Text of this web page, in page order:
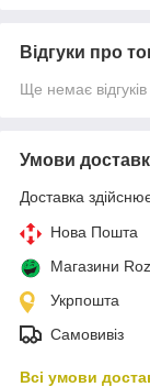
Відгуки про
Ще немає
Умови
Доставка
Нова Пошта
Магазини
Укрпошта
Самовивіз
Всі умови